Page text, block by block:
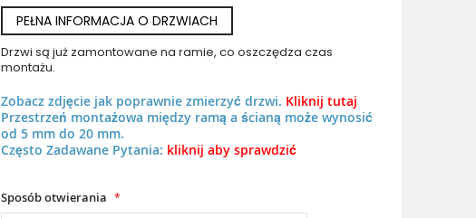
LIM Paris - aluminiowe drzwi wejściowe z motywem wieży Eiffla
w ciekłym metalu
PEŁNA INFORMACJA O DRZWIACH
Drzwi są już zamontowane na ramie, co oszczędza czas
montażu.
Zobacz zdjęcie jak poprawnie zmierzyć drzwi. Kliknij tutaj
Przestrzeń montażowa między ramą a ścianą może wynosić
od 5 mm do 20 mm.
Często Zadawane Pytania: kliknij aby sprawdzić
Sposób otwierania